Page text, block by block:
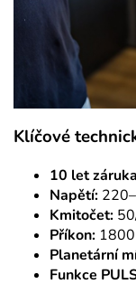
Klíčové
10 let
Napětí:
Kmitočet:
Příkon:
Planetární
Funkce